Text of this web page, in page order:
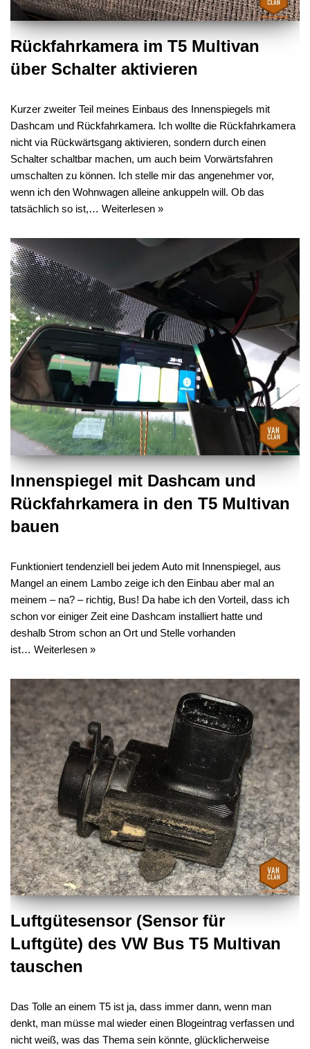
Rückfahrkamera im T5 Multivan
über Schalter aktivieren
Kurzer zweiter Teil meines Einbaus des Innenspiegels mit
Dashcam und Rückfahrkamera. Ich wollte die Rückfahrkamera
nicht via Rückwärtsgang aktivieren, sondern durch einen
Schalter schaltbar machen, um auch beim Vorwärtsfahren
umschalten zu können. Ich stelle mir das angenehmer vor,
wenn ich den Wohnwagen alleine ankuppeln will. Ob das
tatsächlich so ist,… Weiterlesen »
Innenspiegel mit Dashcam und
Rückfahrkamera in den T5 Multivan
bauen
Funktioniert tendenziell bei jedem Auto mit Innenspiegel, aus
Mangel an einem Lambo zeige ich den Einbau aber mal an
meinem – na? – richtig, Bus! Da habe ich den Vorteil, dass ich
schon vor einiger Zeit eine Dashcam installiert hatte und
deshalb Strom schon an Ort und Stelle vorhanden
ist… Weiterlesen »
Luftgütesensor (Sensor für
Luftgüte) des VW Bus T5 Multivan
tauschen
Das Tolle an einem T5 ist ja, dass immer dann, wenn man
denkt, man müsse mal wieder einen Blogeintrag verfassen und
nicht weiß, was das Thema sein könnte, glücklicherweise